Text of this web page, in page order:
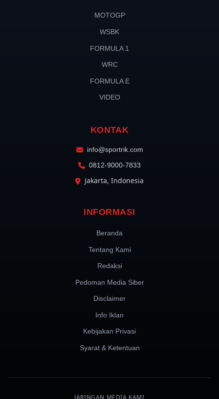
MOTOGP
WSBK
FORMULA 1
WRC
FORMULA E
VIDEO
KONTAK
info@sportrik.com
0812-9000-7833
Jakarta, Indonesia
INFORMASI
Beranda
Tentang Kami
Redaksi
Pedoman Media Siber
Disclaimer
Info Iklan
Kebijakan Privasi
Syarat & Ketentuan
JARINGAN MEDIA KAMI